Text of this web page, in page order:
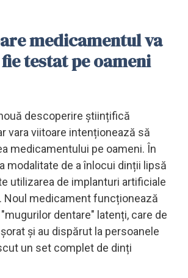
medicamentul va
testat pe oameni
descoperire științifică
vara viitoare intenționează să
medicamentului pe oameni. În
modalitate de a înlocui dinții lipsă
utilizarea de implanturi artificiale
Noul medicament funcționează
dentare" latenți, care de
și au dispărut la persoanele
un set complet de dinți